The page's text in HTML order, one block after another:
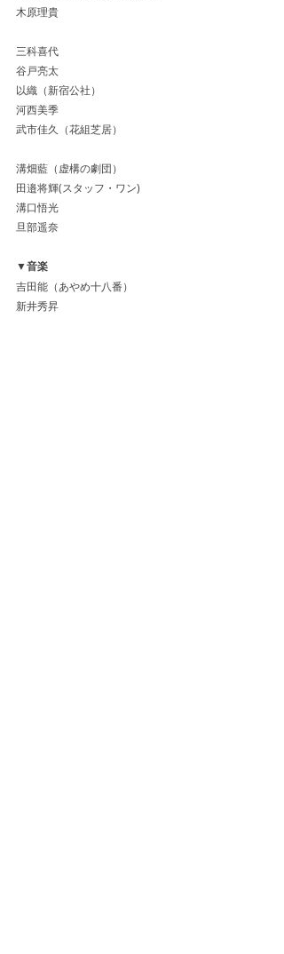
木原理貴
三科喜代
谷戸亮太
以織（新宿公社）
河西美季
武市佳久（花組芝居）
溝畑藍（虚構の劇団）
田邉将輝(スタッフ・ワン)
溝口悟光
旦部遥奈
▼音楽
吉田能（あやめ十八番）
新井秀昇